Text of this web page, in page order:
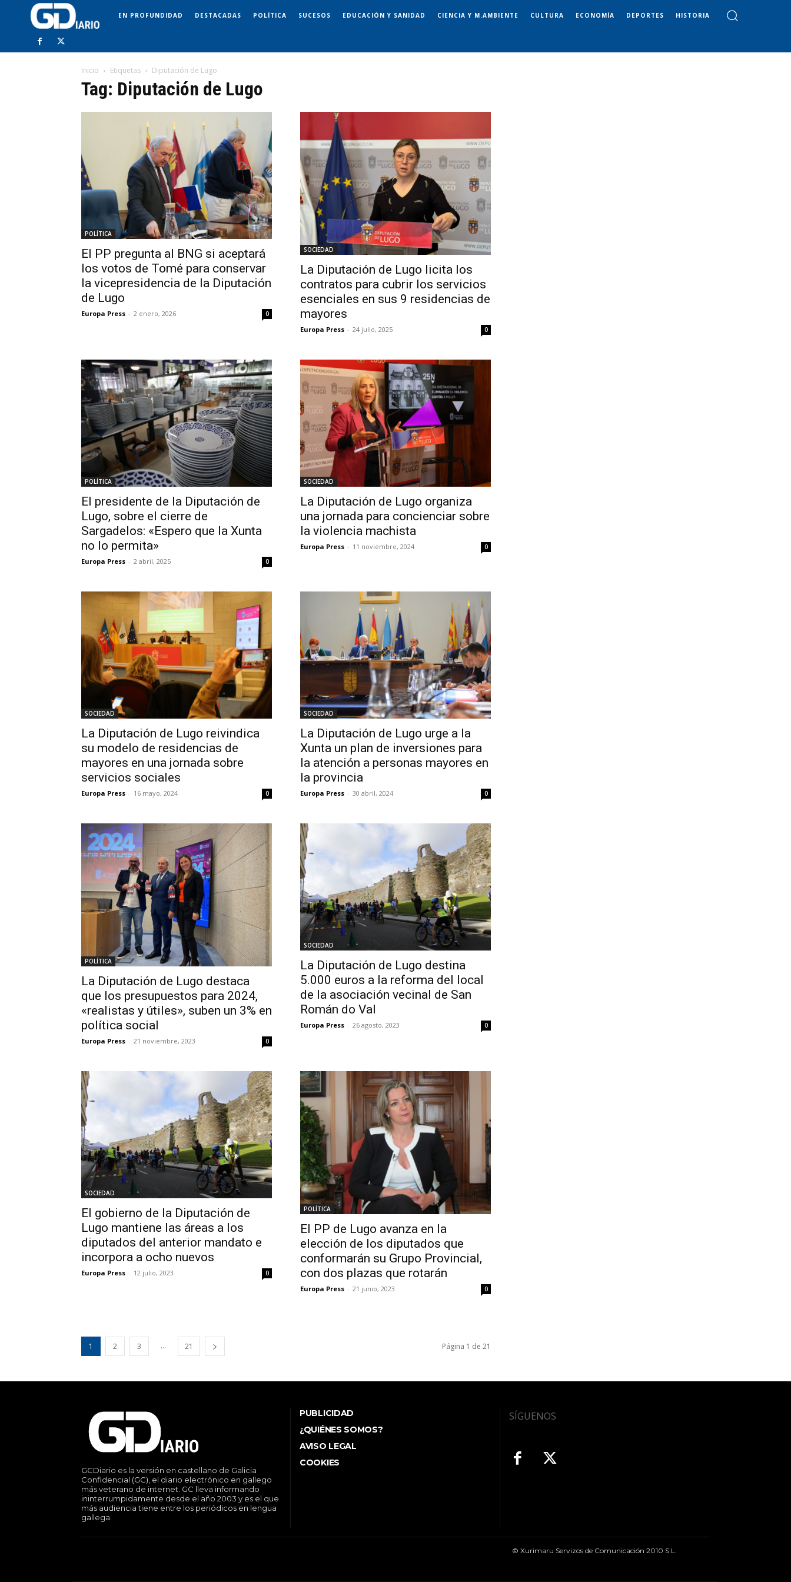
EN PROFUNDIDAD DESTACADAS POLÍTICA SUCESOS EDUCACIÓN Y SANIDAD CIENCIA Y M.AMBIENTE CULTURA ECONOMÍA DEPORTES HISTORIA
Inicio Etiquetas Diputación de Lugo
Tag: Diputación de Lugo
POLÍTICA
El PP pregunta al BNG si aceptará
los votos de Tomé para conservar
la vicepresidencia de la Diputación
de Lugo
Europa Press - 2 enero, 2026 0
SOCIEDAD
La Diputación de Lugo licita los
contratos para cubrir los servicios
esenciales en sus 9 residencias de
mayores
Europa Press - 24 julio, 2025 0
POLÍTICA
El presidente de la Diputación de
Lugo, sobre el cierre de
Sargadelos: «Espero que la Xunta
no lo permita»
Europa Press - 2 abril, 2025 0
SOCIEDAD
La Diputación de Lugo organiza
una jornada para concienciar sobre
la violencia machista
Europa Press - 11 noviembre, 2024 0
SOCIEDAD
La Diputación de Lugo reivindica
su modelo de residencias de
mayores en una jornada sobre
servicios sociales
Europa Press - 16 mayo, 2024 0
SOCIEDAD
La Diputación de Lugo urge a la
Xunta un plan de inversiones para
la atención a personas mayores en
la provincia
Europa Press - 30 abril, 2024 0
POLÍTICA
La Diputación de Lugo destaca
que los presupuestos para 2024,
«realistas y útiles», suben un 3% en
política social
Europa Press - 21 noviembre, 2023 0
SOCIEDAD
La Diputación de Lugo destina
5.000 euros a la reforma del local
de la asociación vecinal de San
Román do Val
Europa Press - 26 agosto, 2023 0
SOCIEDAD
El gobierno de la Diputación de
Lugo mantiene las áreas a los
diputados del anterior mandato e
incorpora a ocho nuevos
Europa Press - 12 julio, 2023 0
POLÍTICA
El PP de Lugo avanza en la
elección de los diputados que
conformarán su Grupo Provincial,
con dos plazas que rotarán
Europa Press - 21 junio, 2023 0
1 2 3 ... 21 Página 1 de 21
GCDiario es la versión en castellano de Galicia
Confidencial (GC), el diario electrónico en gallego
más veterano de internet. GC lleva informando
ininterrumpidamente desde el año 2003 y es el que
más audiencia tiene entre los periódicos en lengua
gallega.
PUBLICIDAD
¿QUIÉNES SOMOS?
AVISO LEGAL
COOKIES
SÍGUENOS
© Xurimaru Servizos de Comunicación 2010 S.L.